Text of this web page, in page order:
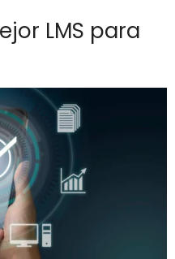
LMS para